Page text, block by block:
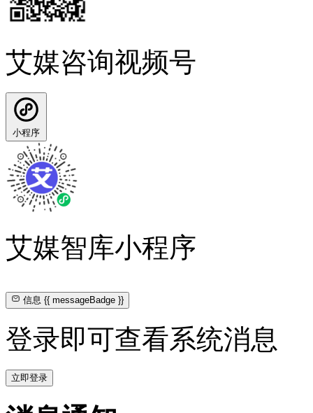
艾媒咨询视频号
小程序
艾媒智库小程序
信息{{ messageBadge }}
登录即可查看系统消息
立即登录